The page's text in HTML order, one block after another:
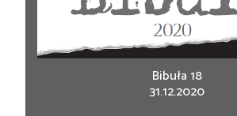
Bibuła 18
31.12.2020